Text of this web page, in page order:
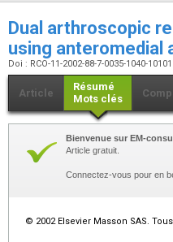
Dual arthroscopic
using anteromedial
Doi : RCO-11-2002-88-7-0035-1040-
Article
Résumé
Mots clés
Bienvenue sur EM-
Article gratuit.
Connectez-vous pour en
© 2002 Elsevier Masson SAS.